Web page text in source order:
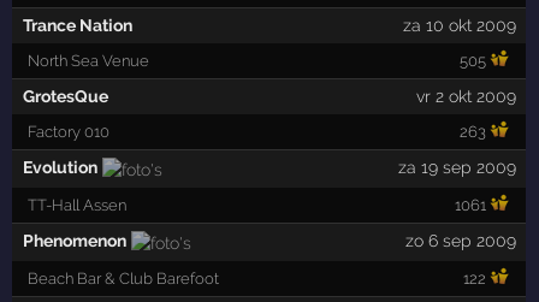
Trance Nation za 10 okt 2009
North Sea Venue 505
GrotesQue vr 2 okt 2009
Factory 010 263
Evolution za 19 sep 2009
TT-Hall Assen 1061
Phenomenon zo 6 sep 2009
Beach Bar & Club Barefoot 122